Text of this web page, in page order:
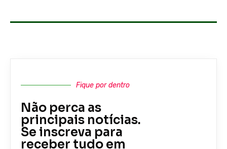
Fique por dentro
Não perca as
principais notícias.
Se inscreva para
receber tudo em